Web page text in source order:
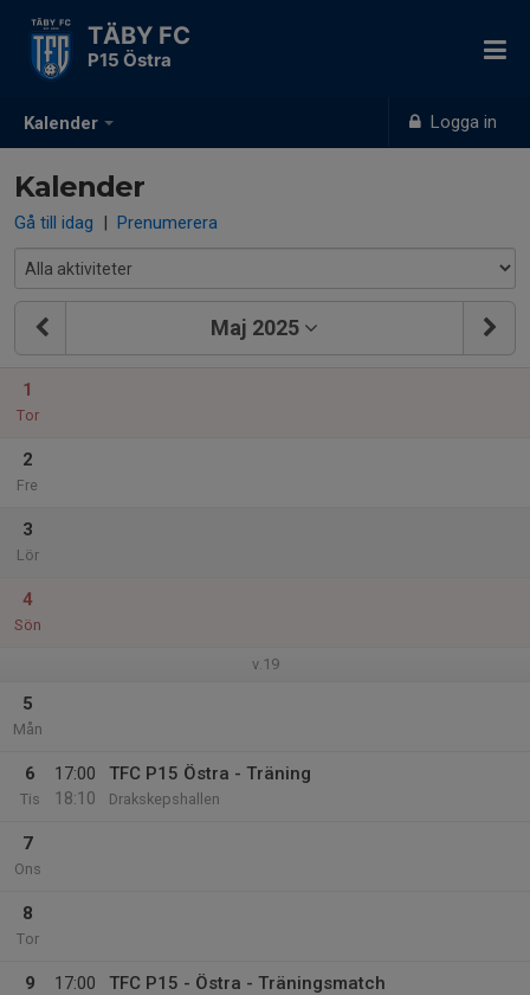
Kalender Logga in
TÄBY FC
P15 Östra
Kalender
Gå till idag | Prenumerera
Maj 2025
1
Tor
2
Fre
3
Lör
4
Sön
v.19
5
Mån
6
Tis
17:00
18:10
TFC P15 Östra - Träning
Drakskepshallen
7
Ons
8
Tor
9
17:00
TFC P15 - Östra - Träningsmatch